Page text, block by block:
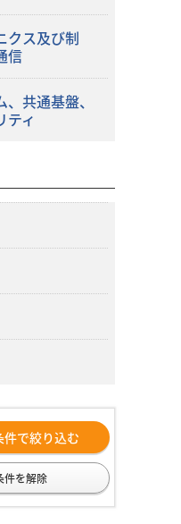
クス及び制
通信
共通基盤、
ティ
で絞り込む
件を解除